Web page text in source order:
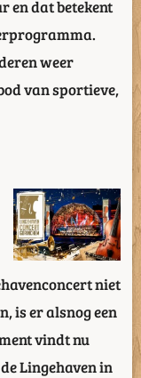
en dat betekent
weer
van sportieve,
niet
is er alsnog een
vindt nu
Lingehaven in